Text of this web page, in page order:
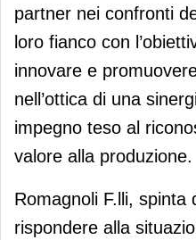
partner nei confronti
loro fianco con
innovare e
nell’ottica di una
impegno teso al
valore alla produzione.
Romagnoli F.lli, spinta
rispondere alla